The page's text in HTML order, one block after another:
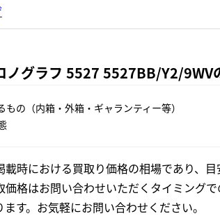
ノグラフ 5527 5527BB/Y2/9WV
の（内箱・外箱・ギャランティー等）
載時における買取り価格の相場であり、
価格はお問い合わせいただくタイミング
す。お気軽にお問い合わせください。